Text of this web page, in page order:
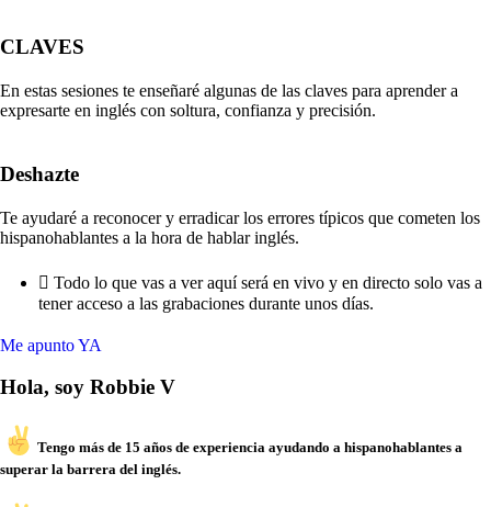
CLAVES
En estas sesiones te enseñaré algunas de las claves para aprender a
expresarte en inglés con soltura, confianza y precisión.
Deshazte
Te ayudaré a reconocer y erradicar los errores típicos que cometen los
hispanohablantes a la hora de hablar inglés.
Todo lo que vas a ver aquí será en vivo y en directo solo vas a
tener acceso a las grabaciones durante unos días.
Me apunto YA
Hola, soy Robbie V
Tengo más de 15 años de experiencia ayudando a hispanohablantes a
superar la barrera del inglés.